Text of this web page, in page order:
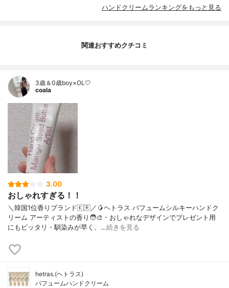
ハンドクリームランキングをもっと見る
関連おすすめクチコミ
3歳＆0歳boy×OL🤍
coala
3.00
おしゃれすぎる！！
＼韓国1位香りブランド🇰🇷／🥭ヘトラス パフュームシルキーハンドク
リーム アーティストの香り🧑‍🎨・おしゃれなデザインでプレゼント用
にもピッタリ・馴染みが早く、…続きを見る
hetras.(ヘトラス)
パフュームハンドクリーム